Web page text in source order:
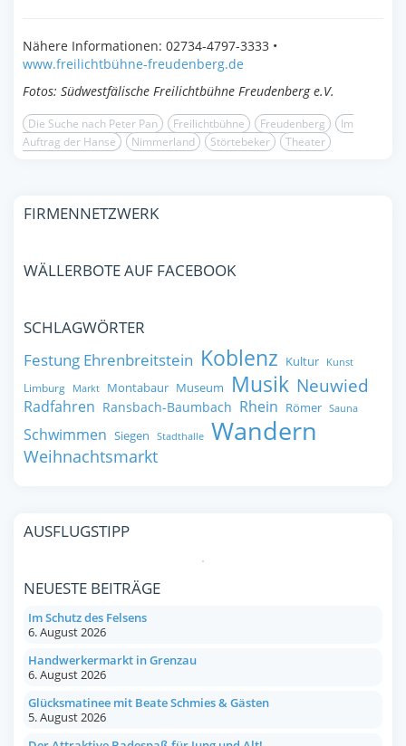
Nähere Informationen: 02734-4797-3333 •
www.freilichtbühne-freudenberg.de
Fotos: Südwestfälische Freilichtbühne Freudenberg e.V.
Die Suche nach Peter Pan Freilichtbühne Freudenberg
Im
Auftrag der Hanse
Nimmerland Störtebeker Theater
FIRMENNETZWERK
WÄLLERBOTE AUF FACEBOOK
SCHLAGWÖRTER
Festung Ehrenbreitstein Koblenz Kultur Kunst
Limburg Markt Montabaur Museum Musik Neuwied
Radfahren Ransbach-Baumbach Rhein Römer Sauna
Schwimmen Siegen Stadthalle Wandern
Weihnachtsmarkt
AUSFLUGSTIPP
NEUESTE BEITRÄGE
Im Schutz des Felsens
6. August 2026
Handwerkermarkt in Grenzau
6. August 2026
Glücksmatinee mit Beate Schmies & Gästen
5. August 2026